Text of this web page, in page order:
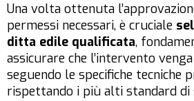
Una volta ottenuta
permessi necessari, è cruciale
ditta edile qualificata,
assicurare che l’intervento
seguendo le specifiche tecniche
rispettando i più alti standard di